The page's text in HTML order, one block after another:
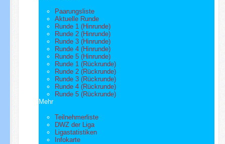
Paarungsliste
Aktuelle Runde
Runde 1 (Hinrunde)
Runde 2 (Hinrunde)
Runde 3 (Hinrunde)
Runde 4 (Hinrunde)
Runde 5 (Hinrunde)
Runde 1 (Rückrunde)
Runde 2 (Rückrunde)
Runde 3 (Rückrunde)
Runde 4 (Rückrunde)
Runde 5 (Rückrunde)
Mehr
Teilnehmerliste
DWZ der Liga
Ligastatistiken
Infokarte